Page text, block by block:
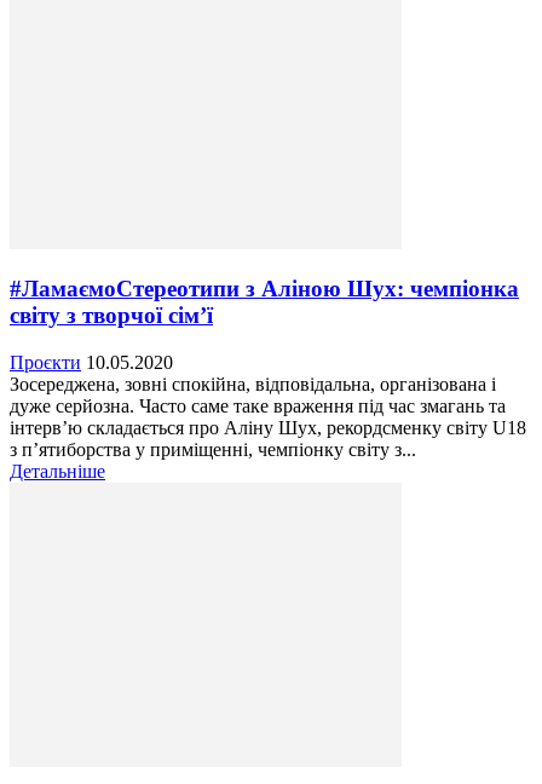
#ЛамаємоСтереотипи з Аліною Шух: чемпіонка
світу з творчої сім’ї
Проєкти 10.05.2020
Зосереджена, зовні спокійна, відповідальна, організована і
дуже серйозна. Часто саме таке враження під час змагань та
інтерв’ю складається про Аліну Шух, рекордсменку світу U18
з п’ятиборства у приміщенні, чемпіонку світу з...
Детальніше